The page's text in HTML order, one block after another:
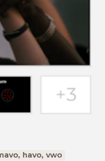
havo, vwo